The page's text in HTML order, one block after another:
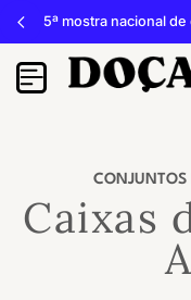
5ª mostra
CONJUNTOS
Caixas